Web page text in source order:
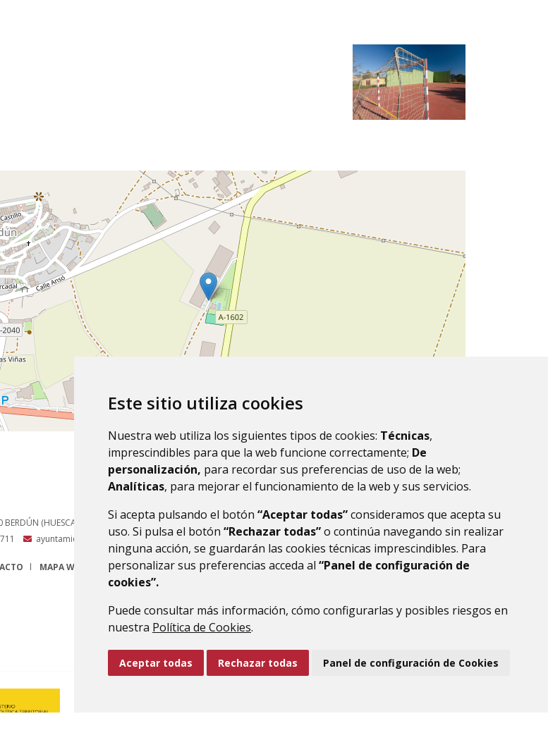
Este sitio utiliza cookies
Nuestra web utiliza los siguientes tipos de cookies: Técnicas,
imprescindibles para que la web funcione correctamente; De
personalización, para recordar sus preferencias de uso de la web;
Analíticas, para mejorar el funcionamiento de la web y sus servicios.
Si acepta pulsando el botón “Aceptar todas”consideramos que acepta su
uso. Si pulsa el botón “Rechazar todas”o continúa navegando sin realizar
ninguna acción, se guardarán las cookies técnicas imprescindibles. Para
personalizar sus preferencias acceda al “Panel de configuración de
cookies”.
Puede consultar más información, cómo configurarlas y posibles riesgos en
nuestra Política de Cookies.
Aceptar todas Rechazar todas Panel de configuración de Cookies
BERDÚN (HUESCA) - ARAGÓN (ESPAÑA)
ayuntamiento@canaldeberdun.es
MAPA WEB AVISO LEGAL PROTECCIÓN DE DATOS ACCESIBILIDAD POLÍTICA DE COOKIES